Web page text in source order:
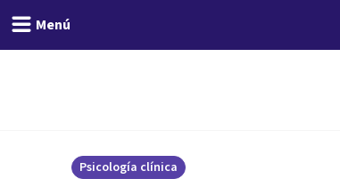
Menú
Psicología clínica